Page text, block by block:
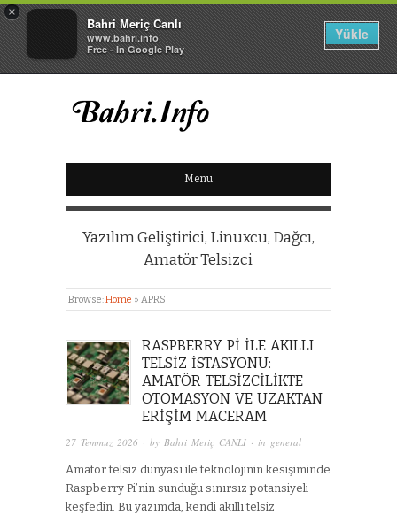
×
Bahri Meriç Canlı
www.bahri.info
Free - In Google Play
Yükle
BAHRI MERIÇ CANLI
KIŞISEL WEB SITESI
Menu
Yazılım Geliştirici, Linuxcu, Dağcı,
Amatör Telsizci
Browse:Home » APRS
RASPBERRY PI ILE AKILLI
TELSIZ İSTASYONU:
AMATÖR TELSIZCILIKTE
OTOMASYON VE UZAKTAN
ERIŞIM MACERAM
27 Temmuz 2026 · by Bahri Meriç CANLI · in general
Amatör telsiz dünyası ile teknolojinin kesişiminde
Raspberry Pi’nin sunduğu sınırsız potansiyeli
keşfedin. Bu yazımda, kendi akıllı telsiz